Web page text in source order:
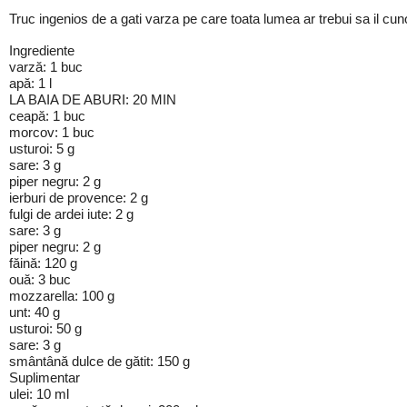
Truc ingenios de a gati varza pe care toata lumea ar trebui sa il
Ingrediente
varză: 1 buc
apă: 1 l
LA BAIA DE ABURI: 20 MIN
ceapă: 1 buc
morcov: 1 buc
usturoi: 5 g
sare: 3 g
piper negru: 2 g
ierburi de provence: 2 g
fulgi de ardei iute: 2 g
sare: 3 g
piper negru: 2 g
făină: 120 g
ouă: 3 buc
mozzarella: 100 g
unt: 40 g
usturoi: 50 g
sare: 3 g
smântână dulce de gătit: 150 g
Suplimentar
ulei: 10 ml